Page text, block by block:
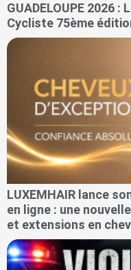
GUADELOUPE 2026
Cycliste 75ème
LUXEMHAIR lance
en ligne : une
et extensions en